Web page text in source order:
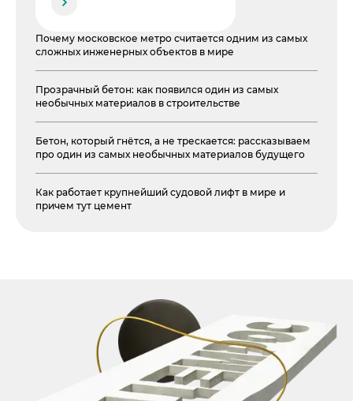
Почему московское метро считается одним из самых
сложных инженерных объектов в мире
Прозрачный бетон: как появился один из самых
необычных материалов в строительстве
Бетон, который гнётся, а не трескается: рассказываем
про один из самых необычных материалов будущего
Как работает крупнейший судовой лифт в мире и
причем тут цемент